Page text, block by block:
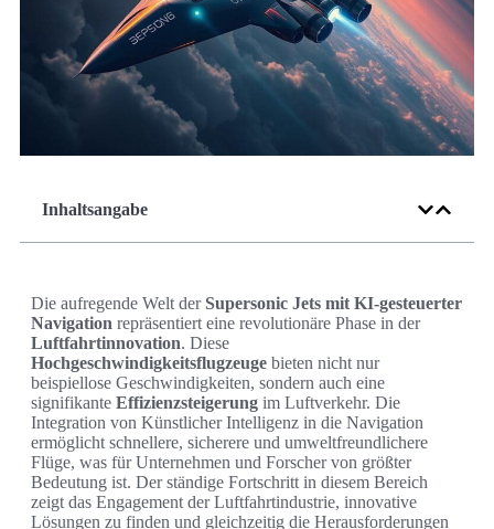
Inhaltsangabe
Die aufregende Welt derSupersonic Jets mit KI-gesteuerter
Navigation repräsentiert eine revolutionäre Phase in der
Luftfahrtinnovation. Diese
Hochgeschwindigkeitsflugzeuge bieten nicht nur
beispiellose Geschwindigkeiten, sondern auch eine
signifikante Effizienzsteigerung im Luftverkehr. Die
Integration von Künstlicher Intelligenz in die Navigation
ermöglicht schnellere, sicherere und umweltfreundlichere
Flüge, was für Unternehmen und Forscher von größter
Bedeutung ist. Der ständige Fortschritt in diesem Bereich
zeigt das Engagement der Luftfahrtindustrie, innovative
Lösungen zu finden und gleichzeitig die Herausforderungen